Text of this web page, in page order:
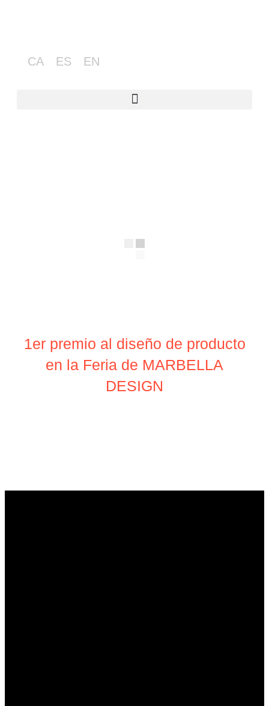
CA ES EN
1er premio al diseño de producto
en la Feria de MARBELLA
DESIGN